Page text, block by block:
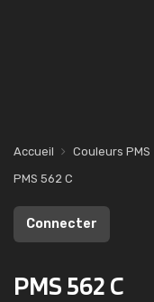
Accueil Couleurs PMS
PMS 562 C
Connecter
PMS 562 C